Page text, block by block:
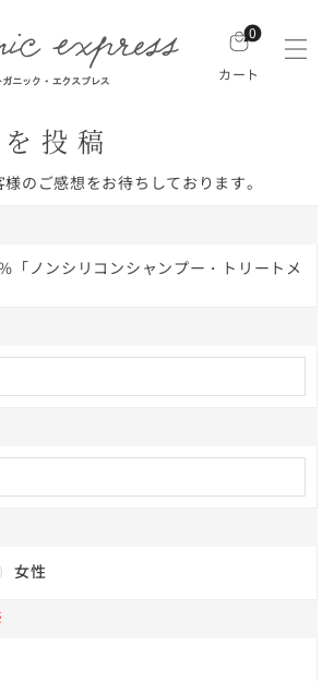
0
カート
投稿
のご感想をお待ちしております。
「ノンシリコンシャンプー・トリートメ
女性